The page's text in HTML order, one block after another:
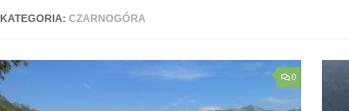
KATEGORIA:CZARNOGÓRA
0